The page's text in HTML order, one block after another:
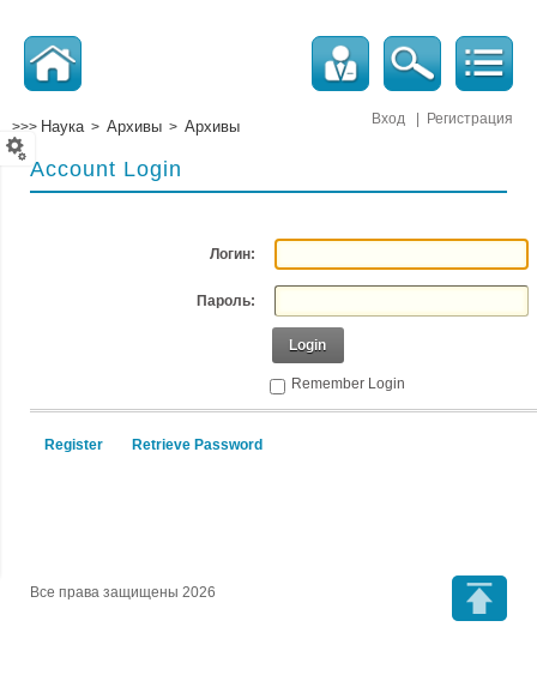
Вход Регистрация
>>> Наука> Архивы > Архивы
Account Login
Логин:
Пароль:
Login
Remember Login
Register Retrieve Password
Все права защищены 2026